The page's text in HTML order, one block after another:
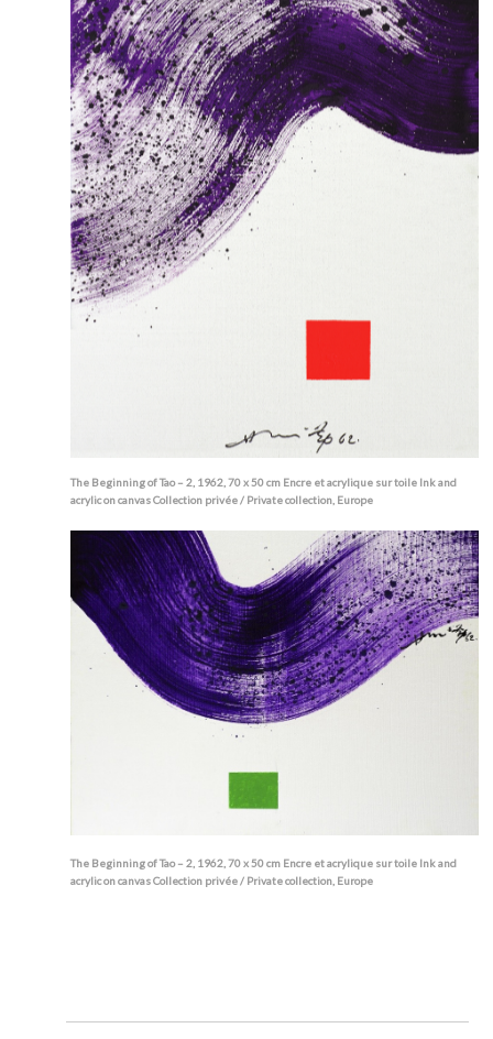
The Beginning of Tao – 2, 1962, 70 x 50 cm Encre et acrylique sur toile Ink and
acrylic on canvas Collection privée / Private collection, Europe
The Beginning of Tao – 2, 1962, 70 x 50 cm Encre et acrylique sur toile Ink and
acrylic on canvas Collection privée / Private collection, Europe